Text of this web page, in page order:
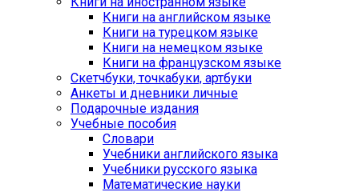
Книги на английском языке
Книги на турецком языке
Книги на немецком языке
Книги на французском языке
Cкетчбуки, точкабуки, артбуки
Анкеты и дневники личные
Подарочные издания
Учебные пособия
Словари
Учебники английского языка
Учебники русского языка
Математические науки